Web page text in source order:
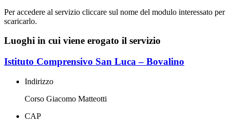
Per accedere al servizio cliccare sul nome del modulo interessato per
scaricarlo.
Luoghi in cui viene erogato il servizio
Istituto Comprensivo San Luca – Bovalino
Indirizzo
Corso Giacomo Matteotti
CAP